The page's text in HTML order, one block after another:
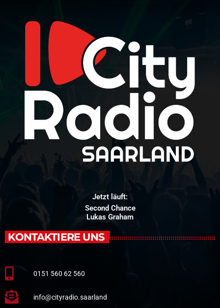
Jetzt läuft:
Second Chance
Lukas Graham
KONTAKTIERE UNS
0151 560 62 560
info@cityradio.saarland